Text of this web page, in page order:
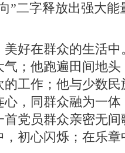
”二字释放出强大
好在群众的生活中
；他跑遍田间地
工作；他与少数
，同群众融为一
党员群众亲密无
初心闪烁；在乐